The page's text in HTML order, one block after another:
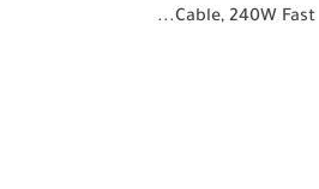
Cable, 240W Fast...